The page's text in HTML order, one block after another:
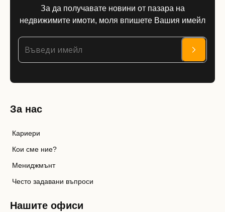
За да получавате новини от пазара на
недвижимите имоти, моля впишете Вашия имейл
За нас
Кариери
Кои сме ние?
Мениджмънт
Често задавани въпроси
Нашите офиси